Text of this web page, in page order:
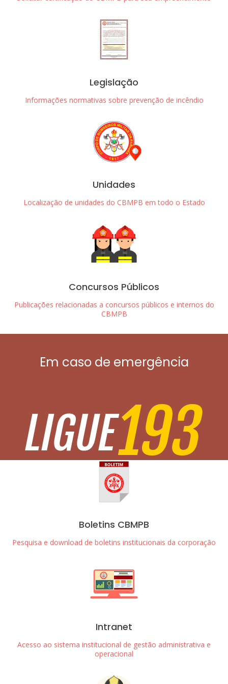
Legislação
Informações normativas sobre prevenção de incêndio
Unidades
Localização de unidades do CBMPB em todo o Estado
Concursos Públicos
Publicações relacionadas a concursos públicos e internos do
CBMPB
Em caso de emergência
Boletins CBMPB
Pesquisa e download de boletins institucionais da corporação
Intranet
Acesso ao sistema institucional de gestão administrativa e
operacional